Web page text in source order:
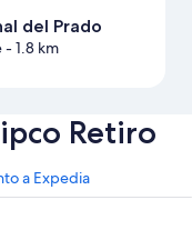
del Prado
- 1.8 km
Retiro
a Expedia